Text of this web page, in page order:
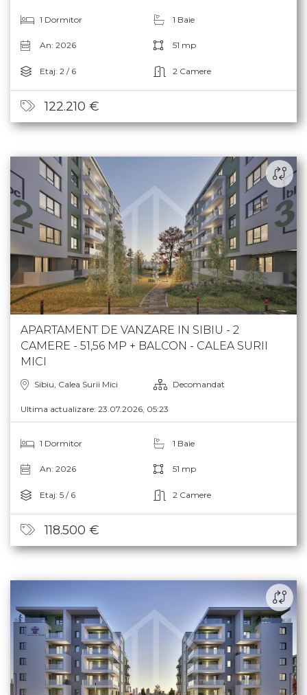
1 Dormitor 1 Baie
An: 2026 51 mp
Etaj: 2 / 6 2 Camere
122.210 €
APARTAMENT DE VANZARE IN SIBIU - 2
CAMERE - 51,56 MP + BALCON - CALEA SURII
MICI
Sibiu, Calea Surii Mici Decomandat
Ultima actualizare: 23.07.2026, 05:23
1 Dormitor 1 Baie
An: 2026 51 mp
Etaj: 5 / 6 2 Camere
118.500 €